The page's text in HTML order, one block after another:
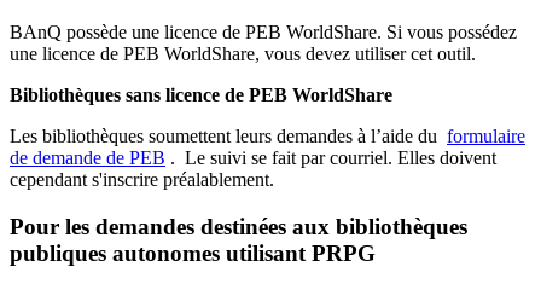
BAnQ possède une licence de PEB WorldShare. Si vous possédez
une licence de PEB WorldShare, vous devez utiliser cet outil.
Bibliothèques sans licence de PEB WorldShare
Les bibliothèques soumettent leurs demandes à l’aide du formulaire
de demande de PEB . Le suivi se fait par courriel. Elles doivent
cependant s'inscrire préalablement.
Pour les demandes destinées aux bibliothèques
publiques autonomes utilisant PRPG